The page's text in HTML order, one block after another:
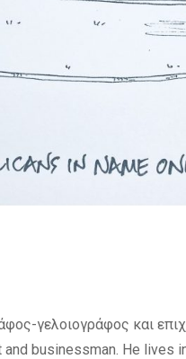
γελοιογράφος και
businessman. He lives